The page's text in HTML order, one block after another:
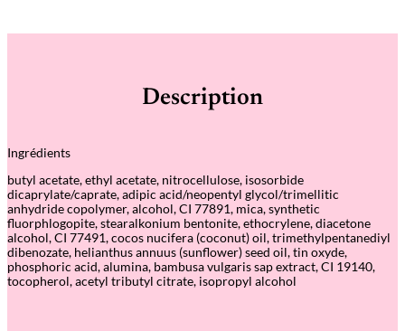
t
l
S
a
n
d
–
G
r
e
Description
Ingrédients
butyl acetate, ethyl acetate, nitrocellulose, isosorbide
dicaprylate/caprate, adipic acid/neopentyl glycol/trimellitic
anhydride copolymer, alcohol, CI 77891, mica, synthetic
fluorphlogopite, stearalkonium bentonite, ethocrylene, diacetone
alcohol, CI 77491, cocos nucifera (coconut) oil, trimethylpentanediyl
dibenozate, helianthus annuus (sunflower) seed oil, tin oxyde,
phosphoric acid, alumina, bambusa vulgaris sap extract, CI 19140,
tocopherol, acetyl tributyl citrate, isopropyl alcohol